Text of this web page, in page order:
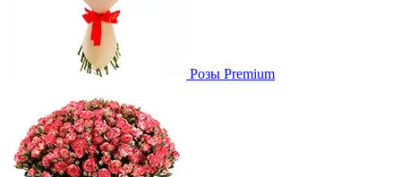
Розы Premium